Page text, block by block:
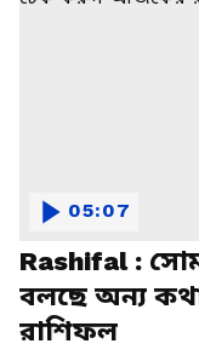
Rashifal :
বলছে অন্য
রাশিফল
05:07